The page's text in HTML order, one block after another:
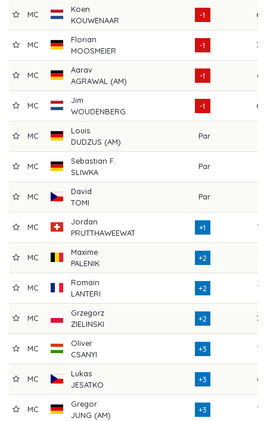
MC
Koen
KOUWENAAR
-1 68
MC
Florian
MOOSMEIER
-1 70
MC
Aarav
AGRAWAL (AM)
-1 67
MC
Jim
WOUDENBERG
-1 69
MC
Louis
DUDZUS (AM)
Par 71
MC
Sebastian F.
SLIWKA
Par 71
MC
David
TOMI
Par 71
MC
Jordan
PRUTTHAWEEWAT
+1 73
MC
Maxime
PALENIK
+2 71
MC
Romain
LANTERI
+2 73
MC
Grzegorz
ZIELINSKI
+2 70
MC
Oliver
CSANYI
+3 73
MC
Lukas
JESATKO
+3 67
MC
Gregor
JUNG (AM)
+3 73